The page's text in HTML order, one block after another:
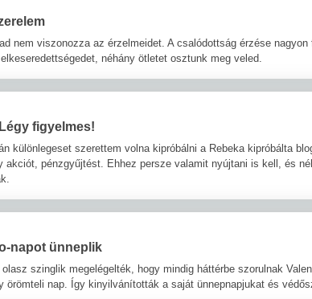
nem viszonozza az érzelmeidet. A csalódottság érzése
néhány ötletet osztunk meg veled.
figyelmes!
különlegeset szerettem volna kipróbálni a Rebeka kipróbálta
akciót, pénzgyűjtést. Ehhez persze valamit nyújtani is kell, és
napot ünneplik
szinglik megelégelték, hogy mindig háttérbe szorulnak
örömteli nap. Így kinyilvánították a saját ünnepnapjukat és